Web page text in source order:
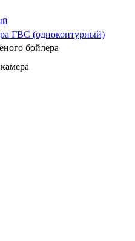
ГВС (одноконтурный)
бойлера